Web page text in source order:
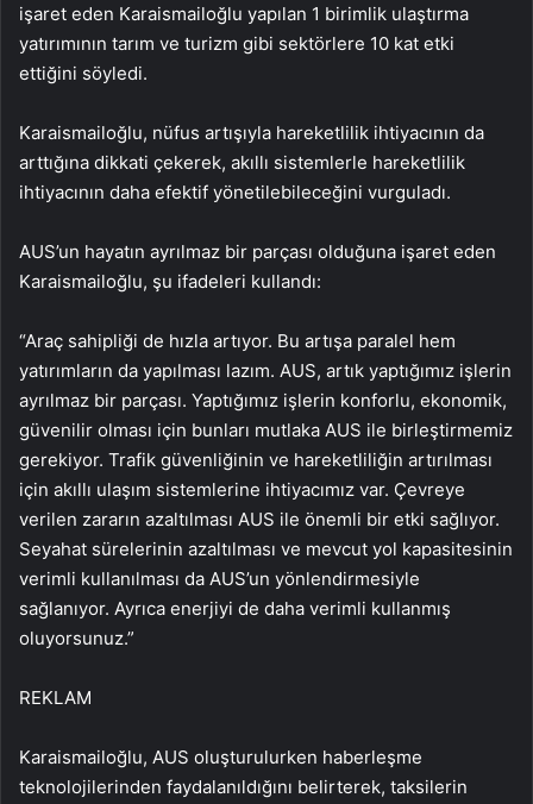
işaret eden Karaismailoğlu yapılan 1 birimlik ulaştırma
yatırımının tarım ve turizm gibi sektörlere 10 kat etki
ettiğini söyledi.
Karaismailoğlu, nüfus artışıyla hareketlilik ihtiyacının da
arttığına dikkati çekerek, akıllı sistemlerle hareketlilik
ihtiyacının daha efektif yönetilebileceğini vurguladı.
AUS’un hayatın ayrılmaz bir parçası olduğuna işaret eden
Karaismailoğlu, şu ifadeleri kullandı:
“Araç sahipliği de hızla artıyor. Bu artışa paralel hem
yatırımların da yapılması lazım. AUS, artık yaptığımız işlerin
ayrılmaz bir parçası. Yaptığımız işlerin konforlu, ekonomik,
güvenilir olması için bunları mutlaka AUS ile birleştirmemiz
gerekiyor. Trafik güvenliğinin ve hareketliliğin artırılması
için akıllı ulaşım sistemlerine ihtiyacımız var. Çevreye
verilen zararın azaltılması AUS ile önemli bir etki sağlıyor.
Seyahat sürelerinin azaltılması ve mevcut yol kapasitesinin
verimli kullanılması da AUS’un yönlendirmesiyle
sağlanıyor. Ayrıca enerjiyi de daha verimli kullanmış
oluyorsunuz.”
REKLAM
Karaismailoğlu, AUS oluşturulurken haberleşme
teknolojilerinden faydalanıldığını belirterek, taksilerin